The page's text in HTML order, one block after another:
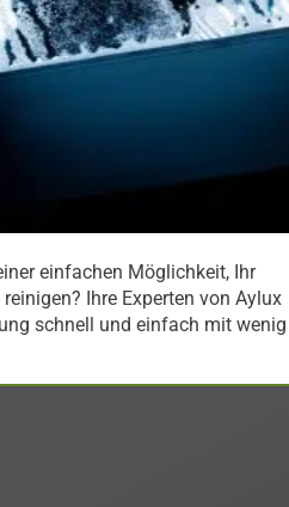
einfachen Möglichkeit, Ihr
Ihre Experten von Aylux
schnell und einfach mit wenig